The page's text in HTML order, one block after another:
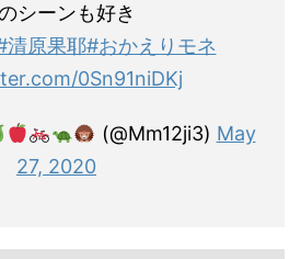
シーンも好き
清原果耶#おかえりモネ
0Sn91niDKj
(@Mm12ji3) May
27, 2020